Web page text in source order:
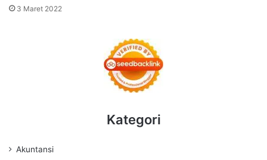
3 Maret 2022
Kategori
Akuntansi